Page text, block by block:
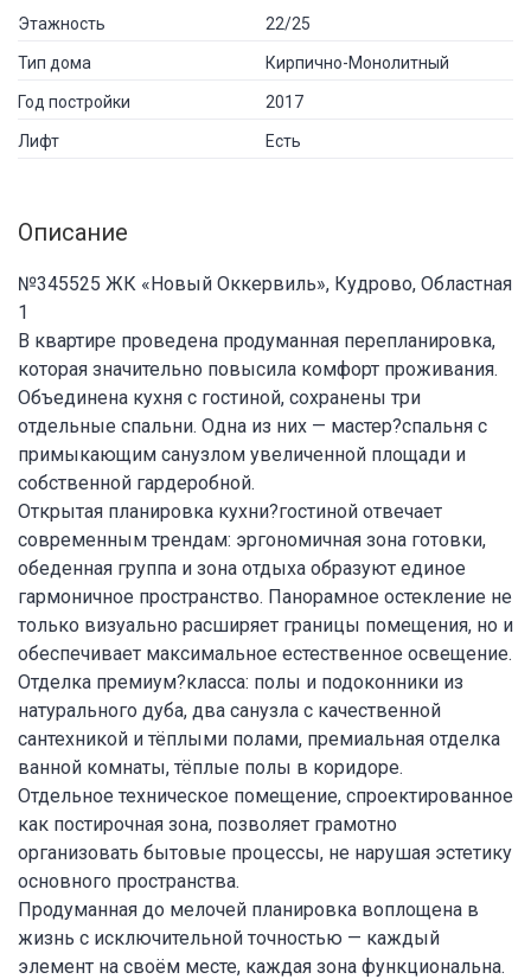
Этажность 22/25
Тип дома Кирпично-Монолитный
Год постройки 2017
Лифт Есть
Описание
№345525 ЖК «Новый Оккервиль», Кудрово, Областная
1
В квартире проведена продуманная перепланировка,
которая значительно повысила комфорт проживания.
Объединена кухня с гостиной, сохранены три
отдельные спальни. Одна из них — мастер?спальня с
примыкающим санузлом увеличенной площади и
собственной гардеробной.
Открытая планировка кухни?гостиной отвечает
современным трендам: эргономичная зона готовки,
обеденная группа и зона отдыха образуют единое
гармоничное пространство. Панорамное остекление не
только визуально расширяет границы помещения, но и
обеспечивает максимальное естественное освещение.
Отделка премиум?класса: полы и подоконники из
натурального дуба, два санузла с качественной
сантехникой и тёплыми полами, премиальная отделка
ванной комнаты, тёплые полы в коридоре.
Отдельное техническое помещение, спроектированное
как постирочная зона, позволяет грамотно
организовать бытовые процессы, не нарушая эстетику
основного пространства.
Продуманная до мелочей планировка воплощена в
жизнь с исключительной точностью — каждый
элемент на своём месте, каждая зона функциональна.